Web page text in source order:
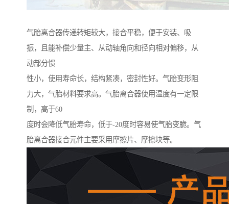
气胎离合器传递转矩较大，接合平稳，便于安装、吸
振，且能补偿少量主、从动轴角向和径向相对偏移，从
动部分惯
性小，使用寿命长，结构紧凑，密封性好。气胎变形阻
力大，气胎材料要求高。气胎离合器使用温度有一定限
制，高于60
度时会降低气胎寿命，低于-20度时容易使气胎变脆。气
胎离合器接合元件主要采用摩擦片、摩擦块等。